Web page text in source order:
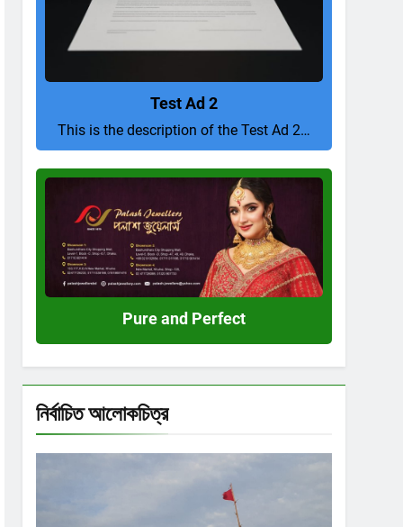
Test Ad 2
This is the description of the Test Ad 2…
Perfect
Pure and Perfect
নির্বাচিত আলোকচিত্র